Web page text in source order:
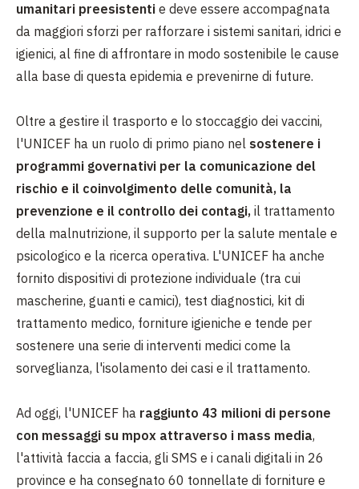
umanitari preesistenti e deve essere accompagnata
da maggiori sforzi per rafforzare i sistemi sanitari, idrici e
igienici, al fine di affrontare in modo sostenibile le cause
alla base di questa epidemia e prevenirne di future.
Oltre a gestire il trasporto e lo stoccaggio dei vaccini,
l'UNICEF ha un ruolo di primo piano nel sostenere i
programmi governativi per la comunicazione del
rischio e il coinvolgimento delle comunità, la
prevenzione e il controllo dei contagi, il trattamento
della malnutrizione, il supporto per la salute mentale e
psicologico e la ricerca operativa. L'UNICEF ha anche
fornito dispositivi di protezione individuale (tra cui
mascherine, guanti e camici), test diagnostici, kit di
trattamento medico, forniture igieniche e tende per
sostenere una serie di interventi medici come la
sorveglianza, l'isolamento dei casi e il trattamento.
Ad oggi, l'UNICEF ha raggiunto 43 milioni di persone
con messaggi su mpox attraverso i mass media,
l'attività faccia a faccia, gli SMS e i canali digitali in 26
province e ha consegnato 60 tonnellate di forniture e